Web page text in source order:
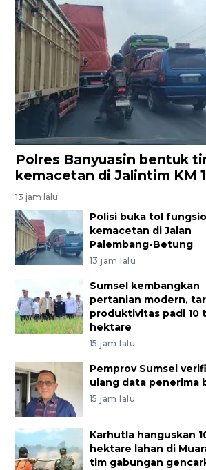
Polres Banyuasin bentuk
kemacetan di Jalintim KM
13 jam lalu
Polisi buka tol
kemacetan di Jalan
Palembang-Betung
13 jam lalu
Sumsel kembangkan
pertanian modern,
produktivitas padi 10
hektare
15 jam lalu
Pemprov Sumsel
ulang data penerima
15 jam lalu
Karhutla hanguskan
hektare lahan di
tim gabungan